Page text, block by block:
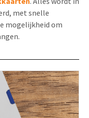
met snelle
mogelijkheid om